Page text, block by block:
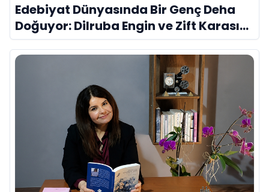
Edebiyat Dünyasında Bir Genç Deha
Doğuyor: Dilruba Engin ve Zift Karası
Evreni ‘AVENOİR’